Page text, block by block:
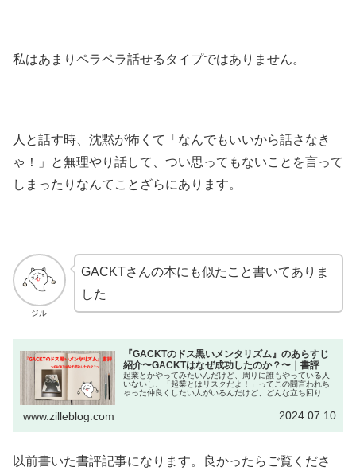
私はあまりペラペラ話せるタイプではありません。
人と話す時、沈黙が怖くて「なんでもいいから話さなき
ゃ！」と無理やり話して、つい思ってもないことを言って
しまったりなんてことざらにあります。
ジル
GACKTさんの本にも似たこと書いてありま
した
『GACKTのドス黒いメンタリズム』のあらすじ
紹介〜GACKTはなぜ成功したのか？〜｜書評
起業とかやってみたいんだけど、周りに誰もやっている人
いないし、「起業とはリスクだよ！」ってこの間言われち
ゃった仲良くしたい人がいるんだけど、どんな立ち回りを
www.zilleblog.com 2024.07.10
以前書いた書評記事になります。良かったらご覧くださ